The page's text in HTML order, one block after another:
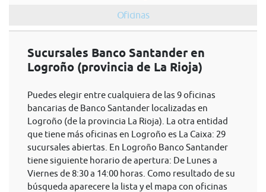
Oficinas
Sucursales Banco Santander en
Logroño (provincia de La Rioja)
Puedes elegir entre cualquiera de las 9 oficinas
bancarias de Banco Santander localizadas en
Logroño (de la provincia La Rioja). La otra entidad
que tiene más oficinas en Logroño es La Caixa: 29
sucursales abiertas. En Logroño Banco Santander
tiene siguiente horario de apertura: De Lunes a
Viernes de 8:30 a 14:00 horas. Como resultado de su
búsqueda aparecere la lista y el mapa con oficinas